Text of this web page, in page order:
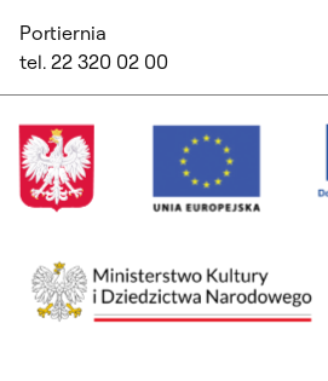
Portiernia
tel. 22 320 02 00